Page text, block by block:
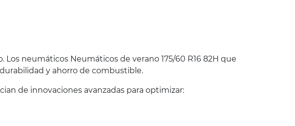
Los neumáticos Neumáticos de verano 175/60 R16 82H que
y ahorro de combustible.
de innovaciones avanzadas para optimizar: